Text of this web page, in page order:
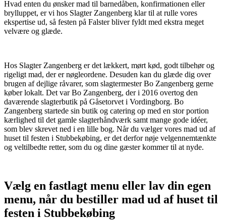
Hvad enten du ønsker mad til barnedåben, konfirmationen eller
brylluppet, er vi hos Slagter Zangenberg klar til at rulle vores
ekspertise ud, så festen på Falster bliver fyldt med ekstra meget
velvære og glæde.
Hos Slagter Zangenberg er det lækkert, mørt kød, godt tilbehør og
rigeligt mad, der er nøgleordene. Desuden kan du glæde dig over
brugen af dejlige råvarer, som slagtermester Bo Zangenberg gerne
køber lokalt. Det var Bo Zangenberg, der i 2016 overtog den
daværende slagterbutik på Gåsetorvet i Vordingborg. Bo
Zangenberg startede sin butik og catering op med en stor portion
kærlighed til det gamle slagterhåndværk samt mange gode idéer,
som blev skrevet ned i en lille bog. Når du vælger vores mad ud af
huset til festen i Stubbekøbing, er det derfor nøje velgennemtænkte
og veltilbedte retter, som du og dine gæster kommer til at nyde.
Vælg en fastlagt menu eller lav din egen
menu, når du bestiller mad ud af huset til
festen i Stubbekøbing